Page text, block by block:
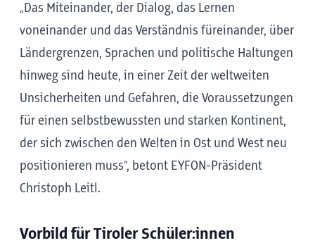
„Das Miteinander, der Dialog, das Lernen
voneinander und das Verständnis füreinander, über
Ländergrenzen, Sprachen und politische Haltungen
hinweg sind heute, in einer Zeit der weltweiten
Unsicherheiten und Gefahren, die Voraussetzungen
für einen selbstbewussten und starken Kontinent,
der sich zwischen den Welten in Ost und West neu
positionieren muss“, betont EYFON-Präsident
Christoph Leitl.
Vorbild für Tiroler Schüler:innen